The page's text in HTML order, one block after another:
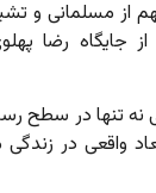
۲. برداشت و فهم از مسلمانی
جایگاه رضا
عظیمی نه تنها در سطح
واقعی در زندگی